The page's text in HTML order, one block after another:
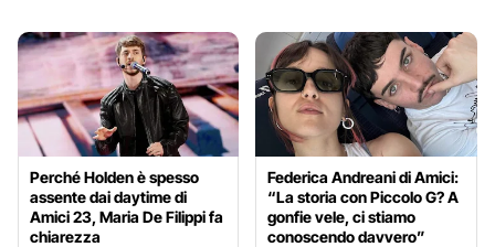
Perché Holden è spesso
assente dai daytime di
Amici 23, Maria De Filippi fa
chiarezza
Federica Andreani di Amici:
“La storia con Piccolo G? A
gonfie vele, ci stiamo
conoscendo davvero”